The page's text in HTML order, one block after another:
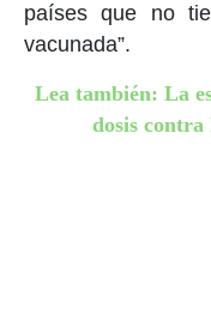
países que no
vacunada”.
Lea también: La
dosis